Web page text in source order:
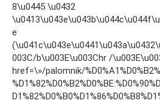
8\u0445 \u0432
e
003C/b\u003E\u003Chr /
href=\»/palomnik/